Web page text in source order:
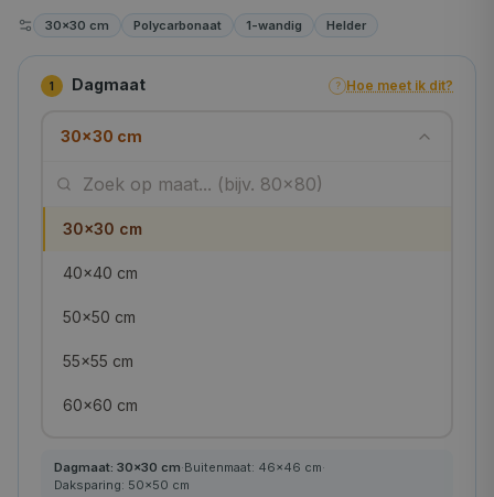
30×30 cm Polycarbonaat 1-wandig Helder
1 Dagmaat ? Hoe meet ik dit?
30×30 cm
30×30 cm
40×40 cm
50×50 cm
55×55 cm
60×60 cm
75×75 cm
Dagmaat: 30×30 cm·Buitenmaat: 46×46 cm·
Daksparing: 50×50 cm